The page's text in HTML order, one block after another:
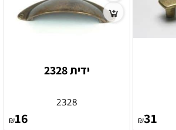
₪31
ידית 2328
2328
₪16